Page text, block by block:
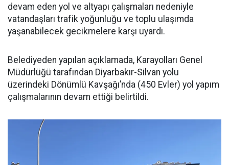
devam eden yol ve altyapı çalışmaları nedeniyle
vatandaşları trafik yoğunluğu ve toplu ulaşımda
yaşanabilecek gecikmelere karşı uyardı.
Belediyeden yapılan açıklamada, Karayolları Genel
Müdürlüğü tarafından Diyarbakır-Silvan yolu
üzerindeki Dönümlü Kavşağı’nda (450 Evler) yol yapım
çalışmalarının devam ettiği belirtildi.